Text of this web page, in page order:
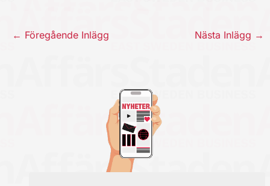
← Föregående Inlägg Nästa Inlägg →